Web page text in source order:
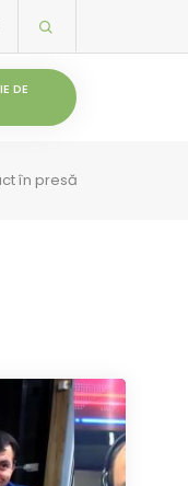
DE
în presă